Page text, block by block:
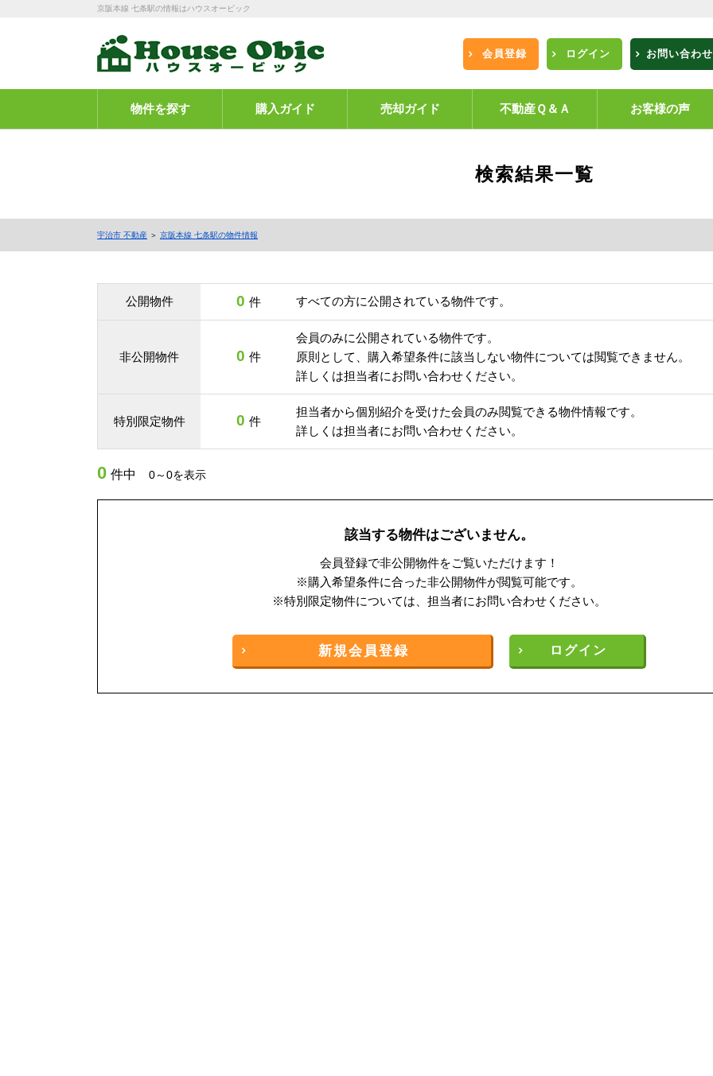
京阪本線 七条駅の情報はハウスオービック
会員登録 ログイン お問い合わせ
物件を探す 購入ガイド 売却ガイド 不動産Ｑ＆Ａ お客様の声
検索結果一覧
宇治市 不動産 ＞ 京阪本線 七条駅の物件情報
公開物件 0 件 すべての方に公開されている物件です。
非公開物件 0 件
会員のみに公開されている物件です。
原則として、購入希望条件に該当しない物件については閲覧できません。
詳しくは担当者にお問い合わせください。
特別限定物件 0 件
担当者から個別紹介を受けた会員のみ閲覧できる物件情報です。
詳しくは担当者にお問い合わせください。
0 件中 0～0を表示
該当する物件はございません。
会員登録で非公開物件をご覧いただけます！
※購入希望条件に合った非公開物件が閲覧可能です。
※特別限定物件については、担当者にお問い合わせください。
新規会員登録 ログイン